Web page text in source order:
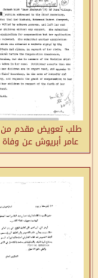
طلب تعويض مقدم
عامر أبريوش عن
محمد بدوي